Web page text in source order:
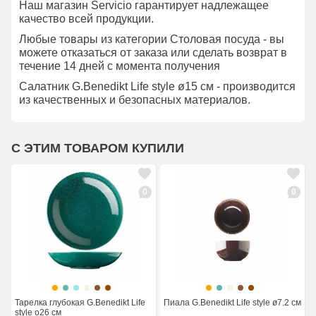
Наш магазин Servicio гарантирует надлежащее
качество всей продукции.
Любые товары из категории Столовая посуда - вы
можете отказаться от заказа или сделать возврат в
течение 14 дней с момента получения
Салатник G.Benedikt Life style ø15 см - производится
из качественных и безопасных материалов.
С ЭТИМ ТОВАРОМ КУПИЛИ
0
Тарелка глубокая G.Benedikt Life
style o26 см
0
Пиала G.Benedikt Life style ø7.2 см